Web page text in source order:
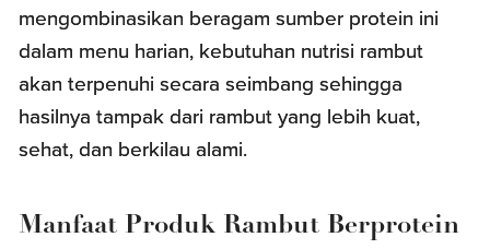
mengombinasikan beragam sumber protein ini
dalam menu harian, kebutuhan nutrisi rambut
akan terpenuhi secara seimbang sehingga
hasilnya tampak dari rambut yang lebih kuat,
sehat, dan berkilau alami.
Manfaat Produk Rambut Berprotein